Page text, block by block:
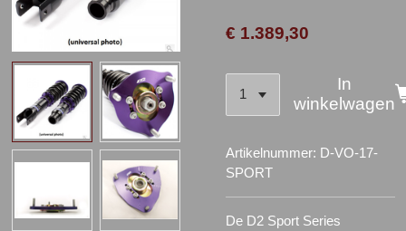
€ 1.389,30
In
winkelwagen
Artikelnummer: D-VO-17-
SPORT
De D2 Sport Series